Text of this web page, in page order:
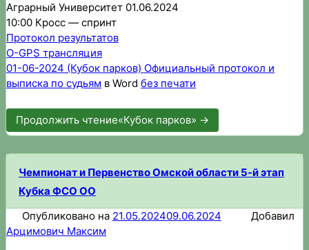
Аграрный Университет 01.06.2024
10:00 Кросс — спринт
Протокол результатов
O-GPS трансляция
01-06-2024 (Кубок парков) Официальный протокол и
выписка по судьям в Word без печати
Продолжить чтение«Кубок парков» →
Чемпионат и Первенство Омской области 5-й этап
Кубка ФСО ОО
Опубликовано на 21.05.202409.06.2024
Добавил
Арцимович Максим